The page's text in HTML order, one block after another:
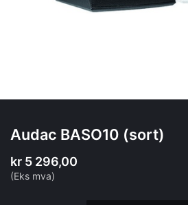
Audac BASO10 (sort)
kr 5 296,00
(Eks mva)